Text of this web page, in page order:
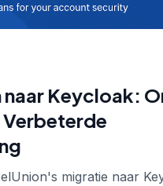
naar Keycloak:
Verbeterde
migratie naar